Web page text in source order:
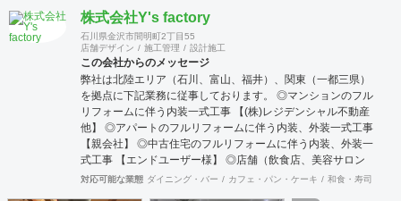
株式会社Y's factory
石川県金沢市間明町2丁目55
店舗デザイン
施工管理 設計施工
この会社からのメッセージ
弊社は北陸エリア（石川、富山、福井）、関東（一都三県）
を拠点に下記業務に従事しております。 ◎マンションのフル
リフォームに伴う内装一式工事 【(株)レジデンシャル不動産
他】 ◎アパートのフルリフォームに伴う内装、外装一式工事
【親会社】 ◎中古住宅のフルリフォームに伴う内装、外装一
式工事 【エンドユーザー様】 ◎店舗（飲食店、美容サロン
等）の開業・リニューアルに伴う内装一式工事 【オーナー
対応可能な業態 ダイニング・バー カフェ・パン・ケーキ 和食・寿司